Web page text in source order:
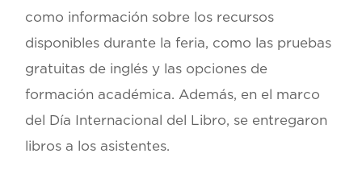
como información sobre los recursos
disponibles durante la feria, como las pruebas
gratuitas de inglés y las opciones de
formación académica. Además, en el marco
del Día Internacional del Libro, se entregaron
libros a los asistentes.